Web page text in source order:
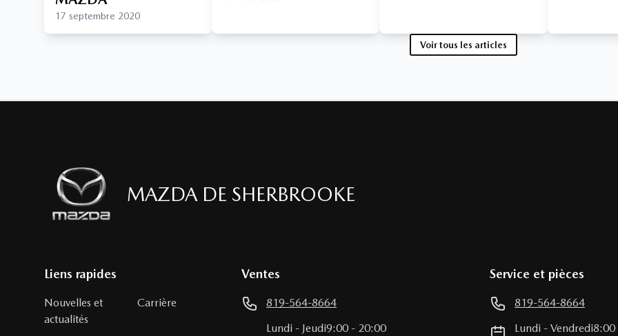
17 septembre 2020
Voir tous les articles
MAZDA DE SHERBROOKE
Liens rapides
Nouvelles et
actualités
Carrière
Ventes
819-564-8664
Lundi - Jeudi9:00 - 20:00
Service et pièces
819-564-8664
Lundi -Vendredi8:00